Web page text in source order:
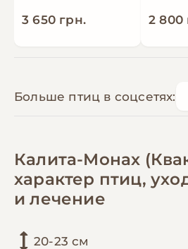
3 650 грн. 2 800
Больше птиц в соцсетях:
Калита-Монах
характер птиц,
и лечение
20-23 см